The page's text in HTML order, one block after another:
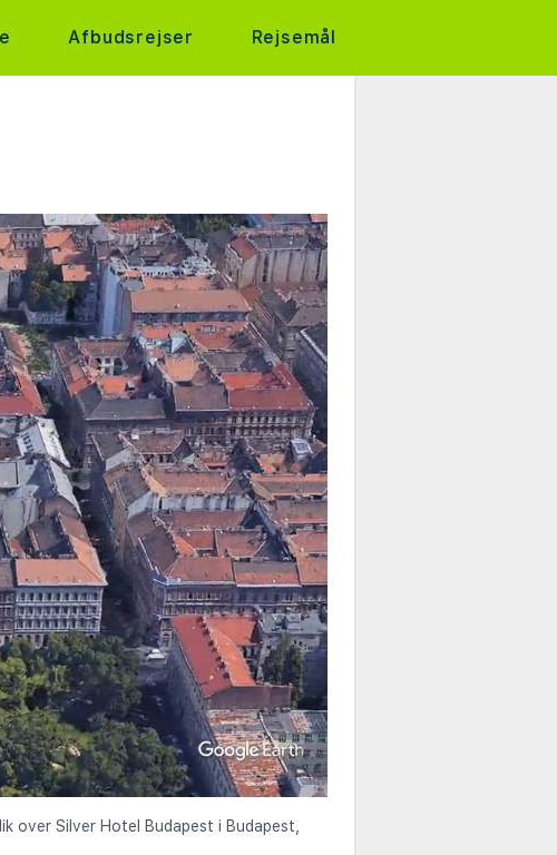
Afbudsrejser Rejsemål
over Silver Hotel Budapest i Budapest,